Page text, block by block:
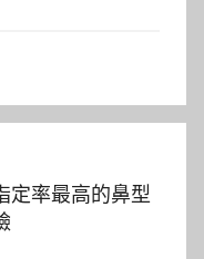
定率最高的鼻型